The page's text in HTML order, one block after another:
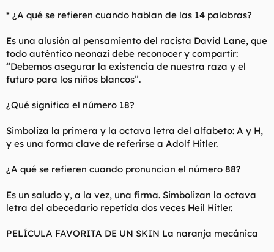
* ¿A qué se refieren cuando hablan de las 14 palabras?
Es una alusión al pensamiento del racista David Lane, que
todo auténtico neonazi debe reconocer y compartir:
“Debemos asegurar la existencia de nuestra raza y el
futuro para los niños blancos”.
¿Qué significa el número 18?
Simboliza la primera y la octava letra del alfabeto: A y H,
y es una forma clave de referirse a Adolf Hitler.
¿A qué se refieren cuando pronuncian el número 88?
Es un saludo y, a la vez, una firma. Simbolizan la octava
letra del abecedario repetida dos veces Heil Hitler.
PELÍCULA FAVORITA DE UN SKIN La naranja mecánica